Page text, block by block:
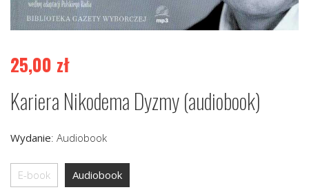
25,00 zł
Kariera Nikodema Dyzmy (audiobook)
Wydanie: Audiobook
E-book Audiobook